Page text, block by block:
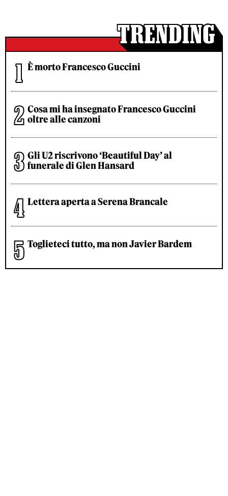
È morto Francesco Guccini
Cosa mi ha insegnato Francesco Guccini
oltre alle canzoni
Gli U2 riscrivono ‘Beautiful Day’ al
funerale di Glen Hansard
Lettera aperta a Serena Brancale
Toglieteci tutto, ma non Javier Bardem